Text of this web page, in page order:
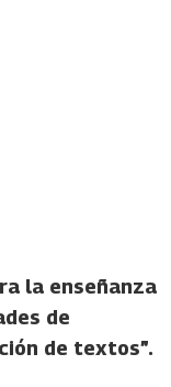
la enseñanza
de
de textos”.